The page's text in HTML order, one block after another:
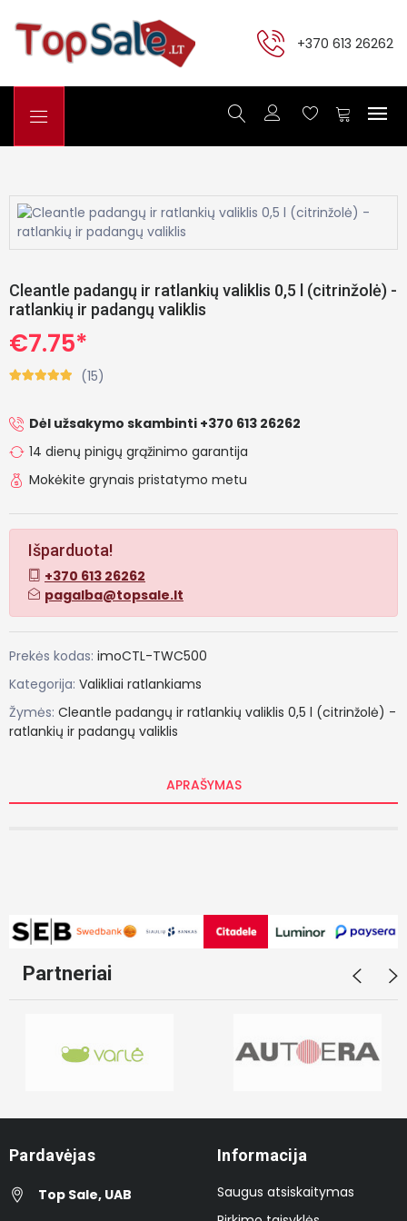
+370 613 26262
Cleantle padangų ir ratlankių valiklis 0,5 l (citrinžolė) -
ratlankių ir padangų valiklis
€7.75*
(15)
Dėl užsakymo skambinti +370 613 26262
14 dienų pinigų grąžinimo garantija
Mokėkite grynais pristatymo metu
Išparduota!
+370 613 26262
pagalba@topsale.lt
Prekės kodas: imoCTL-TWC500
Kategorija: Valikliai ratlankiams
Žymės: Cleantle padangų ir ratlankių valiklis 0,5 l (citrinžolė) -
ratlankių ir padangų valiklis
APRAŠYMAS
Partneriai
Pardavėjas
Top Sale, UAB
Informacija
Saugus atsiskaitymas